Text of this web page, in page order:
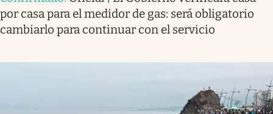
por casa para el medidor de gas: será obligatorio
cambiarlo para continuar con el servicio